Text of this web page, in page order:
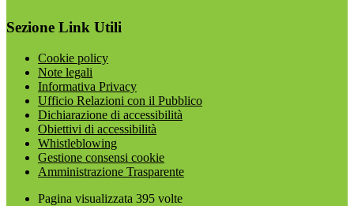
Sezione Link Utili
Cookie policy
Note legali
Informativa Privacy
Ufficio Relazioni con il Pubblico
Dichiarazione di accessibilità
Obiettivi di accessibilità
Whistleblowing
Gestione consensi cookie
Amministrazione Trasparente
Pagina visualizzata 395 volte